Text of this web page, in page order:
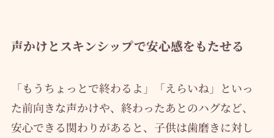
声かけとスキンシップで安心感をもたせる
「もうちょっとで終わるよ」「えらいね」といっ
た前向きな声かけや、終わったあとのハグなど、
安心できる関わりがあると、子供は歯磨きに対し